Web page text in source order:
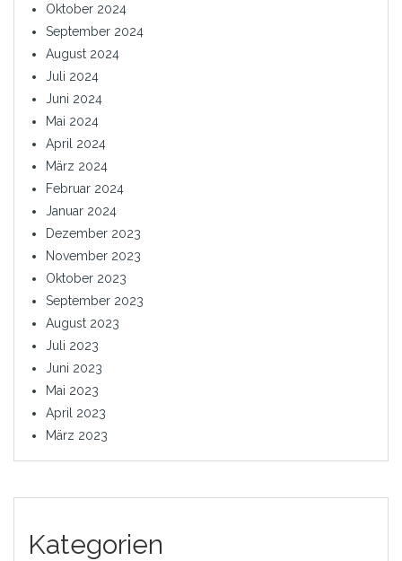
Oktober 2024
September 2024
August 2024
Juli 2024
Juni 2024
Mai 2024
April 2024
März 2024
Februar 2024
Januar 2024
Dezember 2023
November 2023
Oktober 2023
September 2023
August 2023
Juli 2023
Juni 2023
Mai 2023
April 2023
März 2023
Kategorien